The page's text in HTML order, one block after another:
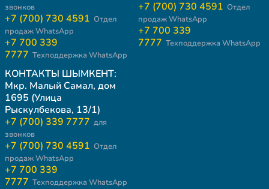
звонков
+7 (700) 730 4591 Отдел
продаж WhatsApp
+7 700 339
7777 Техподдержка WhatsApp
+7 (700) 730 4591 Отдел
продаж WhatsApp
+7 700 339
7777 Техподдержка WhatsApp
КОНТАКТЫ ШЫМКЕНТ:
Мкр. Малый Самал, дом
1695 (Улица
Рыскулбекова, 13/1)
+7 (700) 339 7777 для
звонков
+7 (700) 730 4591 Отдел
продаж WhatsApp
+7 700 339
7777 Техподдержка WhatsApp